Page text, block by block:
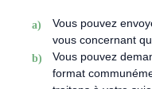
Vous pouvez
vous concernant
Vous pouvez
format